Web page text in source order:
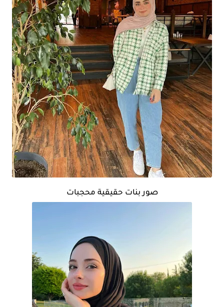
صور بنات حقيقية محجبات